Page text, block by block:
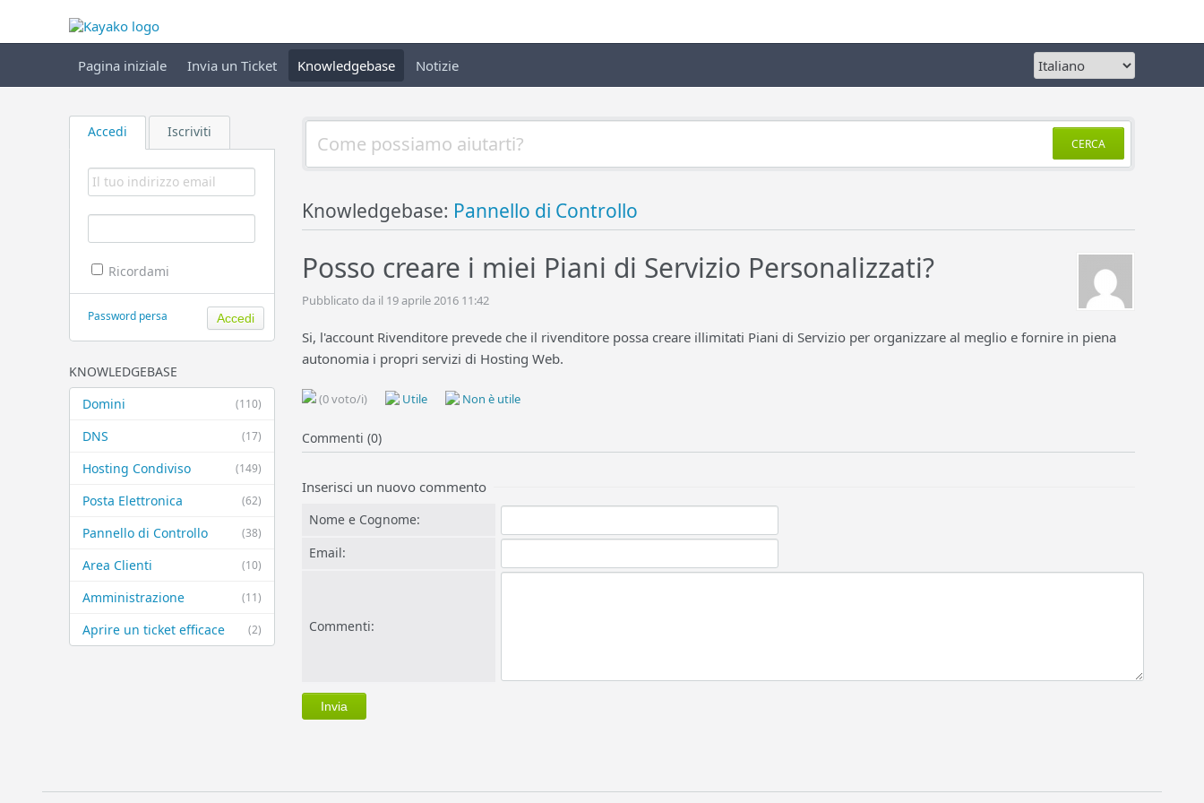
Pagina iniziale Invia un Ticket Knowledgebase Notizie
Accedi Iscriviti
Ricordami
Password persa
KNOWLEDGEBASE
(110)
Domini
(17)
DNS
(149)
Hosting Condiviso
(62)
Posta Elettronica
(38)
Pannello di Controllo
(10)
Area Clienti
(11)
Amministrazione
(2)
Aprire un ticket efficace
CERCA
Knowledgebase: Pannello di Controllo
Posso creare i miei Piani di Servizio Personalizzati?
Pubblicato da il 19 aprile 2016 11:42
Si, l'account Rivenditore prevede che il rivenditore possa creare illimitati Piani di Servizio per organizzare al meglio e fornire in piena
autonomia i propri servizi di Hosting Web.
(0 voto/i) Utile Non è utile
Commenti (0)
Inserisci un nuovo commento
Nome e Cognome:
Email:
Commenti: